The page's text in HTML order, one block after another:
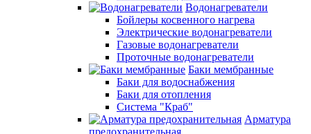
Водонагреватели
Бойлеры косвенного нагрева
Электрические водонагреватели
Газовые водонагреватели
Проточные водонагреватели
Баки мембранные
Баки для водоснабжения
Баки для отопления
Система "Краб"
Арматура
предохранительная